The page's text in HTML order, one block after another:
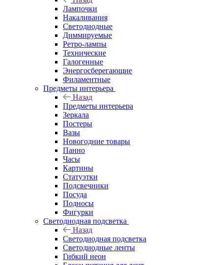
Лампочки
Накаливания
Светодиодные
Диммируемые
Ретро-лампы
Технические
Галогенные
Энергосберегающие
Филаментные
Предметы интерьера
Назад
Предметы интерьера
Зеркала
Постеры
Вазы
Новогодние товары
Панно
Часы
Картины
Статуэтки
Подсвечники
Посуда
Подносы
Фигурки
Светодиодная подсветка
Назад
Светодиодная подсветка
Светодиодные ленты
Гибкий неон